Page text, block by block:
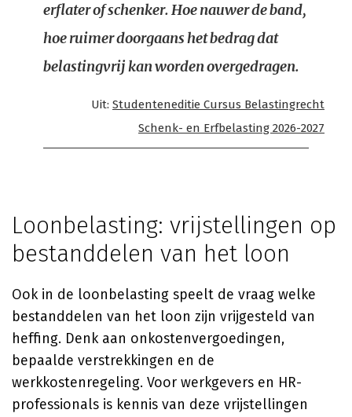
erflater of schenker. Hoe nauwer de band,
hoe ruimer doorgaans het bedrag dat
belastingvrij kan worden overgedragen.
Uit: Studenteneditie Cursus Belastingrecht
Schenk- en Erfbelasting 2026-2027
Loonbelasting: vrijstellingen op
bestanddelen van het loon
Ook in de loonbelasting speelt de vraag welke
bestanddelen van het loon zijn vrijgesteld van
heffing. Denk aan onkostenvergoedingen,
bepaalde verstrekkingen en de
werkkostenregeling. Voor werkgevers en HR-
professionals is kennis van deze vrijstellingen